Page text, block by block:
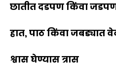
छातीत दडपण किंवा
हात, पाठ किंवा जबड्यात
श्वास घेण्यास त्रास